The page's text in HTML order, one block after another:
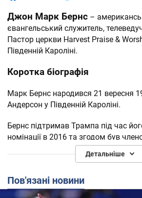
Джон Марк Бернс –
євангельський служитель,
Пастор церкви Harvest Praise &
Південній Кароліні.
Коротка біографія
Марк Бернс народився 21 вересня
Андерсон у Південній Кароліні.
Бернс підтримав Трампа під час
номінації в 2016 та згодом був
організації "Пастори за Трампа", але
Бернса називають пастором Трампа
який він має на американського
Детальніше
Пов'язані новини